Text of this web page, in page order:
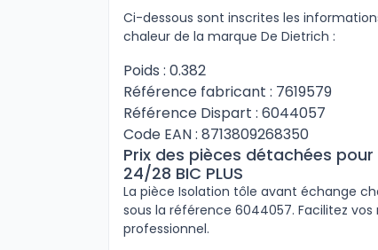
Ci-dessous sont inscrites les
chaleur de la marque De Dietrich :
Poids : 0.382
Référence fabricant : 7619579
Référence Dispart : 6044057
Code EAN : 8713809268350
Prix des pièces détachées pour
24/28 BIC PLUS
La pièce Isolation tôle avant échange
sous la référence 6044057. Facilitez
professionnel.